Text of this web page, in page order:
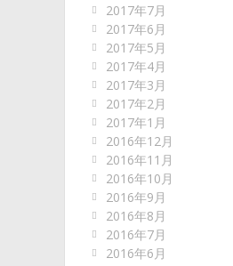
2017年7月
2017年6月
2017年5月
2017年4月
2017年3月
2017年2月
2017年1月
2016年12月
2016年11月
2016年10月
2016年9月
2016年8月
2016年7月
2016年6月